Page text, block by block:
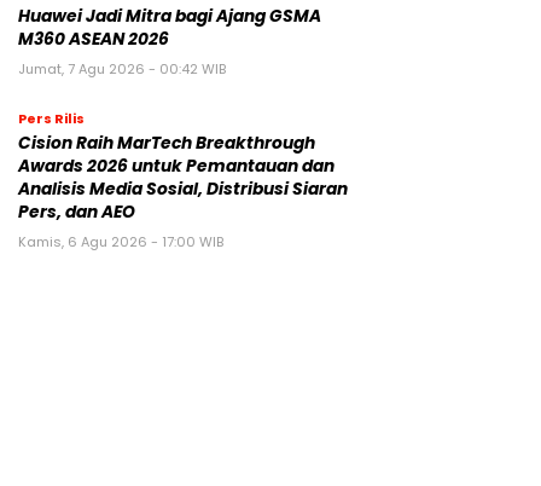
Huawei Jadi Mitra bagi Ajang GSMA
M360 ASEAN 2026
Jumat, 7 Agu 2026 - 00:42 WIB
Pers Rilis
Cision Raih MarTech Breakthrough
Awards 2026 untuk Pemantauan dan
Analisis Media Sosial, Distribusi Siaran
Pers, dan AEO
Kamis, 6 Agu 2026 - 17:00 WIB